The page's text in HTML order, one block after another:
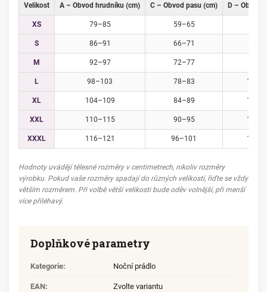
Velikost A – Obvod hrudníku (cm) C – Obvod pasu (cm) D – Obvod
XS 79–85 59–65
S 86–91 66–71
M 92–97 72–77
L 98–103 78–83
XL 104–109 84–89
XXL 110–115 90–95
XXXL 116–121 96–101
Hodnoty uvádějí tělesné rozměry v centimetrech, nikoliv rozměry
výrobku. Pokud vaše rozměry spadají do různých velikostí, řiďte se vždy
větším rozměrem. Při volbě větší velikosti bude oděv volnější, při menší
více přiléhavý.
Doplňkové parametry
Kategorie: Noční prádlo
EAN: Zvolte variantu